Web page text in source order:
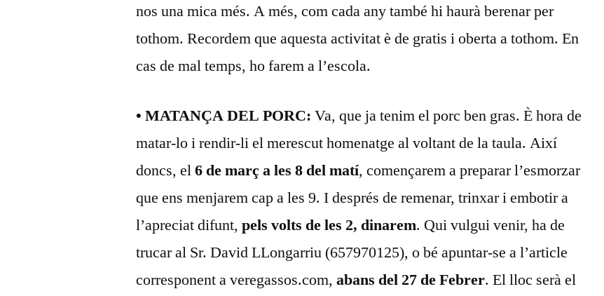
nos una mica més. A més, com cada any també hi haurà berenar per
tothom. Recordem que aquesta activitat è de gratis i oberta a tothom. En
cas de mal temps, ho farem a l’escola.
• MATANÇA DEL PORC: Va, que ja tenim el porc ben gras. È hora de
matar-lo i rendir-li el merescut homenatge al voltant de la taula. Així
doncs, el6 de març a les 8 del matí, començarem a preparar l’esmorzar
que ens menjarem cap a les 9. I després de remenar, trinxar i embotir a
l’apreciat difunt,pels volts de les 2, dinarem. Qui vulgui venir, ha de
trucar al Sr. David LLongarriu (657970125), o bé apuntar-se a l’article
corresponent a veregassos.com,abans del 27 de Febrer. El lloc serà el